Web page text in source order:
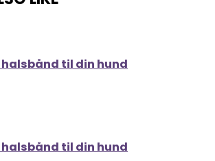
til din hund
til din hund